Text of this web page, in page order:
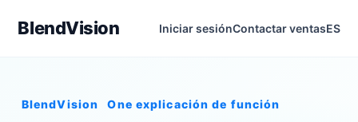
BlendVision Iniciar sesiónContactar ventasES
BlendVision One explicación de función